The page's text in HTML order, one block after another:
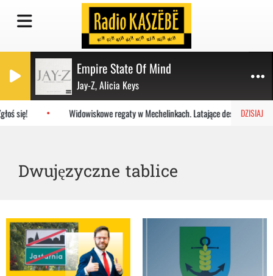
Empire State Of Mind
Jay-Z, Alicia Keys
DZISIAJ
się! Widowiskowe regaty w Mechelinkach. Latające deski na Zatoce
Dwujęzyczne tablice